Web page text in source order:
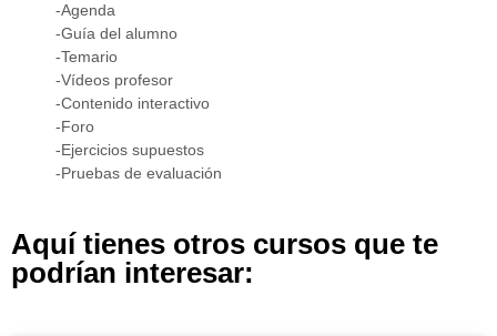
-Agenda
-Guía del alumno
-Temario
-Vídeos profesor
-Contenido interactivo
-Foro
-Ejercicios supuestos
-Pruebas de evaluación
Aquí tienes otros cursos que te
podrían interesar: